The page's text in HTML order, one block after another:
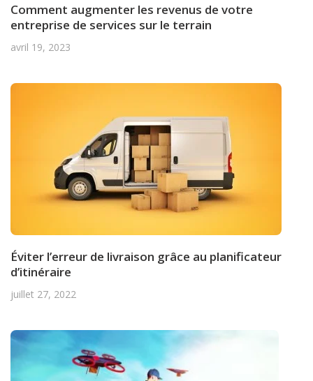
Comment augmenter les revenus de votre
entreprise de services sur le terrain
avril 19, 2023
Éviter l’erreur de livraison grâce au planificateur
d’itinéraire
juillet 27, 2022